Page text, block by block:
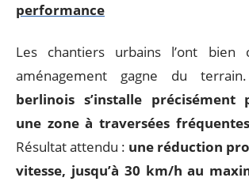
performance
Les chantiers urbains l’ont
aménagement gagne du
berlinois s’installe précisément
une zone à traversées
Résultat attendu : une réduction
vitesse, jusqu’à 30 km/h au